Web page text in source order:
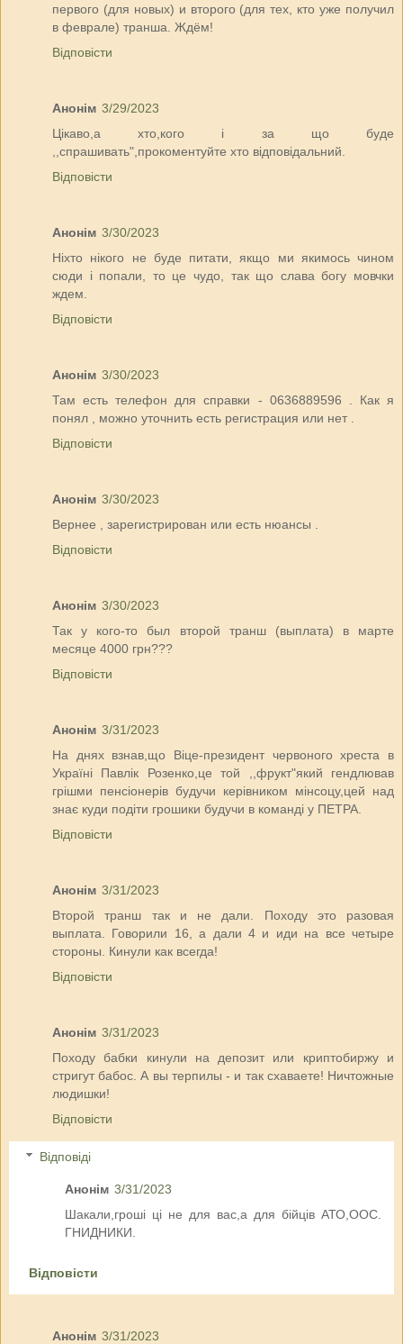
первого (для новых) и второго (для тех, кто уже получил
в феврале) транша. Ждём!
Відповісти
Анонім 3/29/2023
Цікаво,а хто,кого і за що буде
,,спрашивать",прокоментуйте хто відповідальний.
Відповісти
Анонім 3/30/2023
Ніхто нікого не буде питати, якщо ми якимось чином
сюди і попали, то це чудо, так що слава богу мовчки
ждем.
Відповісти
Анонім 3/30/2023
Там есть телефон для справки - 0636889596 . Как я
понял , можно уточнить есть регистрация или нет .
Відповісти
Анонім 3/30/2023
Вернее , зарегистрирован или есть нюансы .
Відповісти
Анонім 3/30/2023
Так у кого-то был второй транш (выплата) в марте
месяце 4000 грн???
Відповісти
Анонім 3/31/2023
На днях взнав,що Віце-президент червоного хреста в
Україні Павлік Розенко,це той ,,фрукт"який гендлював
грішми пенсіонерів будучи керівником мінсоцу,цей над
знає куди подіти грошики будучи в команді у ПЕТРА.
Відповісти
Анонім 3/31/2023
Второй транш так и не дали. Походу это разовая
выплата. Говорили 16, а дали 4 и иди на все четыре
стороны. Кинули как всегда!
Відповісти
Анонім 3/31/2023
Походу бабки кинули на депозит или криптобиржу и
стригут бабос. А вы терпилы - и так схаваете! Ничтожные
людишки!
Відповісти
Відповіді
Анонім 3/31/2023
Шакали,гроші ці не для вас,а для бійців АТО,ООС.
ГНИДНИКИ.
Відповісти
Анонім 3/31/2023